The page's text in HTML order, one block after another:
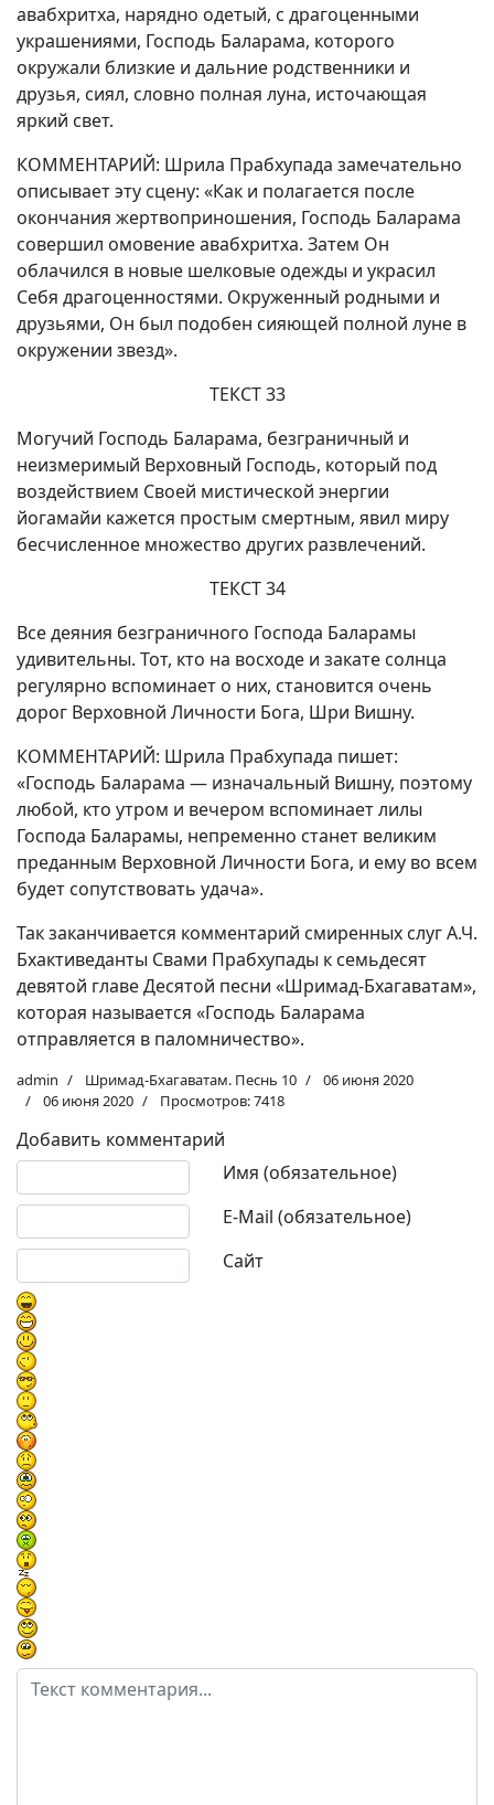
авабхритха, нарядно одетый, с драгоценными
украшениями, Господь Баларама, которого
окружали близкие и дальние родственники и
друзья, сиял, словно полная луна, источающая
яркий свет.
КОММЕНТАРИЙ: Шрила Прабхупада замечательно
описывает эту сцену: «Как и полагается после
окончания жертвоприношения, Господь Баларама
совершил омовение авабхритха. Затем Он
облачился в новые шелковые одежды и украсил
Себя драгоценностями. Окруженный родными и
друзьями, Он был подобен сияющей полной луне в
окружении звезд».
ТЕКСТ 33
Могучий Господь Баларама, безграничный и
неизмеримый Верховный Господь, который под
воздействием Своей мистической энергии
йогамайи кажется простым смертным, явил миру
бесчисленное множество других развлечений.
ТЕКСТ 34
Все деяния безграничного Господа Баларамы
удивительны. Тот, кто на восходе и закате солнца
регулярно вспоминает о них, становится очень
дорог Верховной Личности Бога, Шри Вишну.
КОММЕНТАРИЙ: Шрила Прабхупада пишет:
«Господь Баларама — изначальный Вишну, поэтому
любой, кто утром и вечером вспоминает лилы
Господа Баларамы, непременно станет великим
преданным Верховной Личности Бога, и ему во всем
будет сопутствовать удача».
Так заканчивается комментарий смиренных слуг А.Ч.
Бхактиведанты Свами Прабхупады к семьдесят
девятой главе Десятой песни «Шримад-Бхагаватам»,
которая называется «Господь Баларама
отправляется в паломничество».
admin Шримад-Бхагаватам. Песнь 10
06 июня 2020
06 июня 2020
Просмотров: 7418
Добавить комментарий
Имя (обязательное)
E-Mail (обязательное)
Сайт
Текст комментария